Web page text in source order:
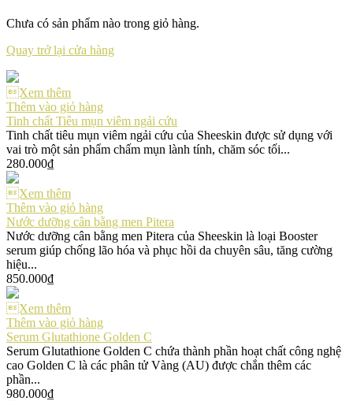
Chưa có sản phẩm nào trong giỏ hàng.
Quay trở lại cửa hàng
Xem thêm
Thêm vào giỏ hàng
Tinh chất Tiêu mụn viêm ngải cứu
Tinh chất tiêu mụn viêm ngải cứu của Sheeskin được sử dụng với
vai trò một sản phẩm chấm mụn lành tính, chăm sóc tối...
280.000₫
Xem thêm
Thêm vào giỏ hàng
Nước dưỡng cân bằng men Pitera
Nước dưỡng cân bằng men Pitera của Sheeskin là loại Booster
serum giúp chống lão hóa và phục hồi da chuyên sâu, tăng cường
hiệu...
850.000₫
Xem thêm
Thêm vào giỏ hàng
Serum Glutathione Golden C
Serum Glutathione Golden C chứa thành phần hoạt chất công nghệ
cao Golden C là các phân tử Vàng (AU) được chắn thêm các
phần...
980.000₫